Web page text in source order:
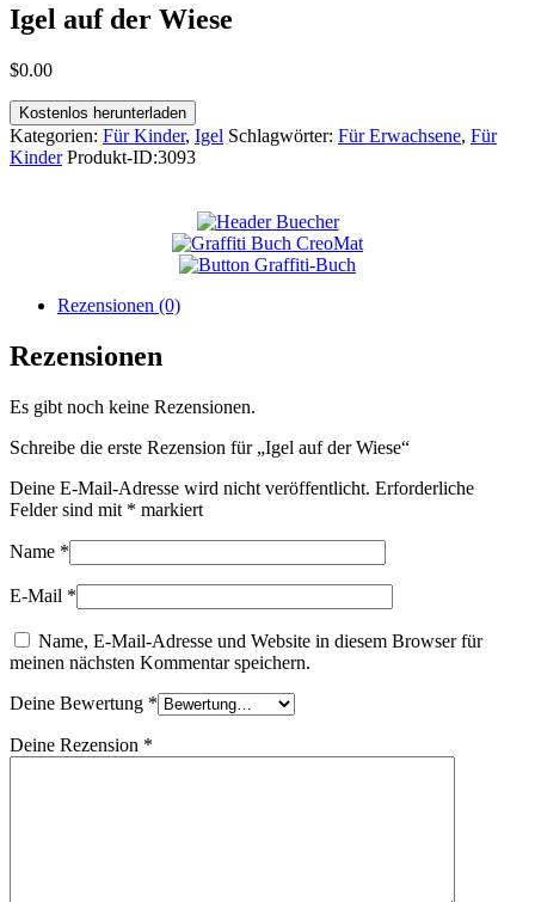
Igel auf der Wiese
$0.00
Kostenlos herunterladen
Kategorien: Für Kinder, Igel Schlagwörter: Für Erwachsene, Für
Kinder Produkt-ID:3093
Rezensionen (0)
Rezensionen
Es gibt noch keine Rezensionen.
Schreibe die erste Rezension für „Igel auf der Wiese“
Deine E-Mail-Adresse wird nicht veröffentlicht. Erforderliche
Felder sind mit * markiert
Name *
E-Mail *
Name, E-Mail-Adresse und Website in diesem Browser für
meinen nächsten Kommentar speichern.
Deine Bewertung *
Deine Rezension *